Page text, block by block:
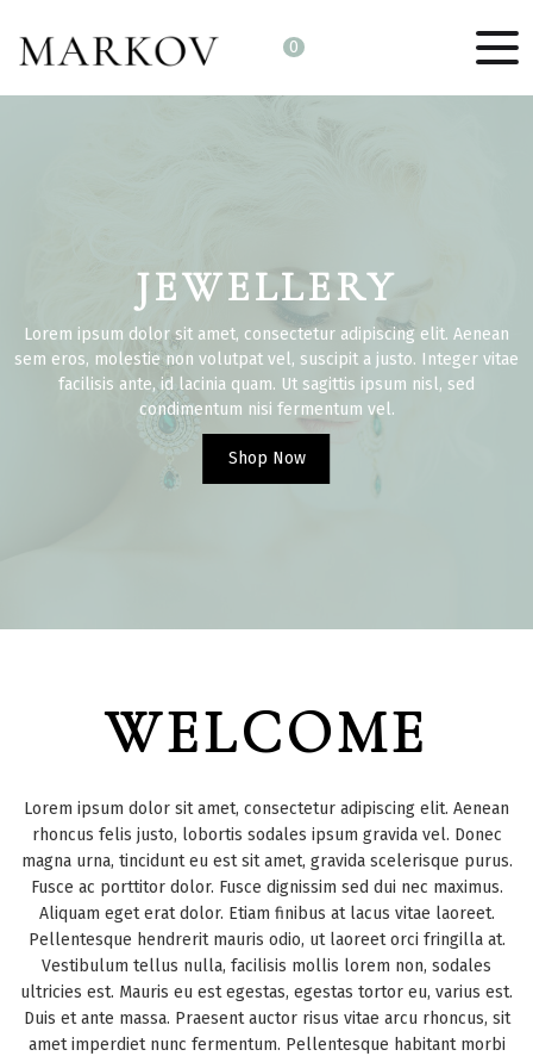
0
JEWELLERY
Lorem ipsum dolor sit amet, consectetur adipiscing elit. Aenean
sem eros, molestie non volutpat vel, suscipit a justo. Integer vitae
facilisis ante, id lacinia quam. Ut sagittis ipsum nisl, sed
condimentum nisi fermentum vel.
Shop Now
CERAMICS
Lorem ipsum dolor sit amet, consectetur adipiscing elit. Aenean
sem eros, molestie non volutpat vel, suscipit a justo. Integer vitae
facilisis ante, id lacinia quam. Ut sagittis ipsum nisl, sed
condimentum nisi fermentum vel.
Shop Now
WELCOME
Lorem ipsum dolor sit amet, consectetur adipiscing elit. Aenean
rhoncus felis justo, lobortis sodales ipsum gravida vel. Donec
magna urna, tincidunt eu est sit amet, gravida scelerisque purus.
Fusce ac porttitor dolor. Fusce dignissim sed dui nec maximus.
Aliquam eget erat dolor. Etiam finibus at lacus vitae laoreet.
Pellentesque hendrerit mauris odio, ut laoreet orci fringilla at.
Vestibulum tellus nulla, facilisis mollis lorem non, sodales
ultricies est. Mauris eu est egestas, egestas tortor eu, varius est.
Duis et ante massa. Praesent auctor risus vitae arcu rhoncus, sit
amet imperdiet nunc fermentum. Pellentesque habitant morbi